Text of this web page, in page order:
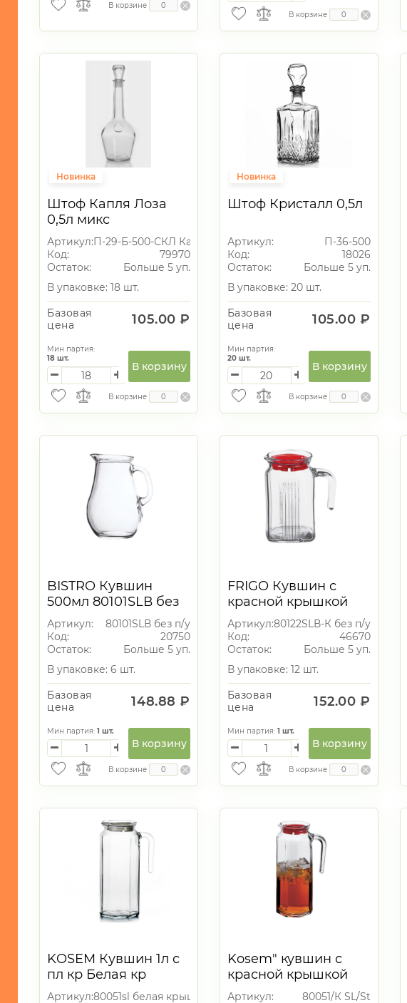
В корзине
В корзине
Новинка
Штоф Капля Лоза
0,5л микс
Артикул:П-29-Б-500-СКЛ Капля Лоза
Код:
79970
Остаток:
Больше 5 уп.
В упаковке: 18 шт.
Базовая
цена
105.00 ₽
Мин партия:
18 шт.
В корзину
В корзине
Новинка
Штоф Кристалл 0,5л
Артикул:
П-36-500
Код:
18026
Остаток:
Больше 5 уп.
В упаковке: 20 шт.
Базовая
цена
105.00 ₽
Мин партия:
20шт.
В корзину
В корзине
BISTRO Кувшин
500мл 80101SLВ без
п/у
Артикул:
80101SLВ без п/у
Код:
20750
Остаток:
Больше 5 уп.
В упаковке: 6 шт.
Базовая
цена
148.88 ₽
Мин партия: 1 шт.
В корзину
В корзине
FRIGO Кувшин с
красной крышкой
600мл
Артикул:80122SLВ-К без п/у
Код:
46670
Остаток:
Больше 5 уп.
В упаковке: 12 шт.
Базовая
цена
152.00 ₽
Мин партия: 1 шт.
В корзину
В корзине
KOSEM Кувшин 1л с
пл кр Белая кр
Артикул:80051sl белая крышка
Kosem" кувшин с
красной крышкой
(v=1000мл) SL 80051/
Артикул: 80051/К SL/St